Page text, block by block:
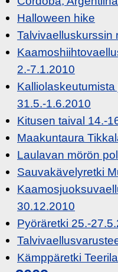
Halloween hike
Talvivaelluskurssin
2.-7.1.2010
31.5.-1.6.2010
Kitusen taival 14.-
Maakuntaura
Laulavan mörön
Sauvakävelyretki
30.12.2010
Pyöräretki 25.-
Kämppäretki